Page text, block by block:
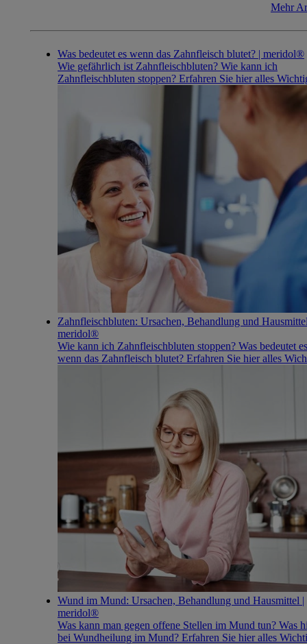
Mehr
Was bedeutet es wenn das Zahnfleisch blutet? | meridol®
Wie gefährlich ist Zahnfleischbluten? Wie kann ich
Zahnfleischbluten stoppen? Erfahren Sie hier alles
Zahnfleischbluten: Ursachen, Behandlung und
meridol®
Wie kann ich Zahnfleischbluten stoppen? Was bedeutet es
wenn das Zahnfleisch blutet? Erfahren Sie hier alles
Wund im Mund: Ursachen, Behandlung und Hausmittel |
meridol®
Was kann man gegen offene Stellen im Mund tun? Was
bei Wundheilung im Mund? Erfahren Sie hier alles